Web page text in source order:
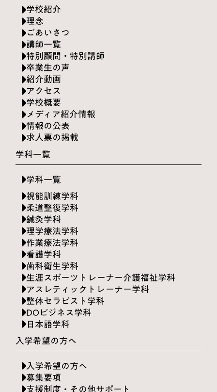
学校紹介
理念
ごあいさつ
講師一覧
特別顧問・特別講師
卒業生の声
紹介動画
アクセス
学校概要
メディア紹介情報
情報の公表
求人票の掲載
学科一覧
学科一覧
視能訓練学科
柔道整復学科
鍼灸学科
理学療法学科
作業療法学科
看護学科
歯科衛生学科
生涯スポーツトレーナー介護福祉学科
アスレティックトレーナー学科
整体セラピスト学科
DOビジネス学科
日本語学科
入学希望の方へ
入学希望の方へ
募集要項